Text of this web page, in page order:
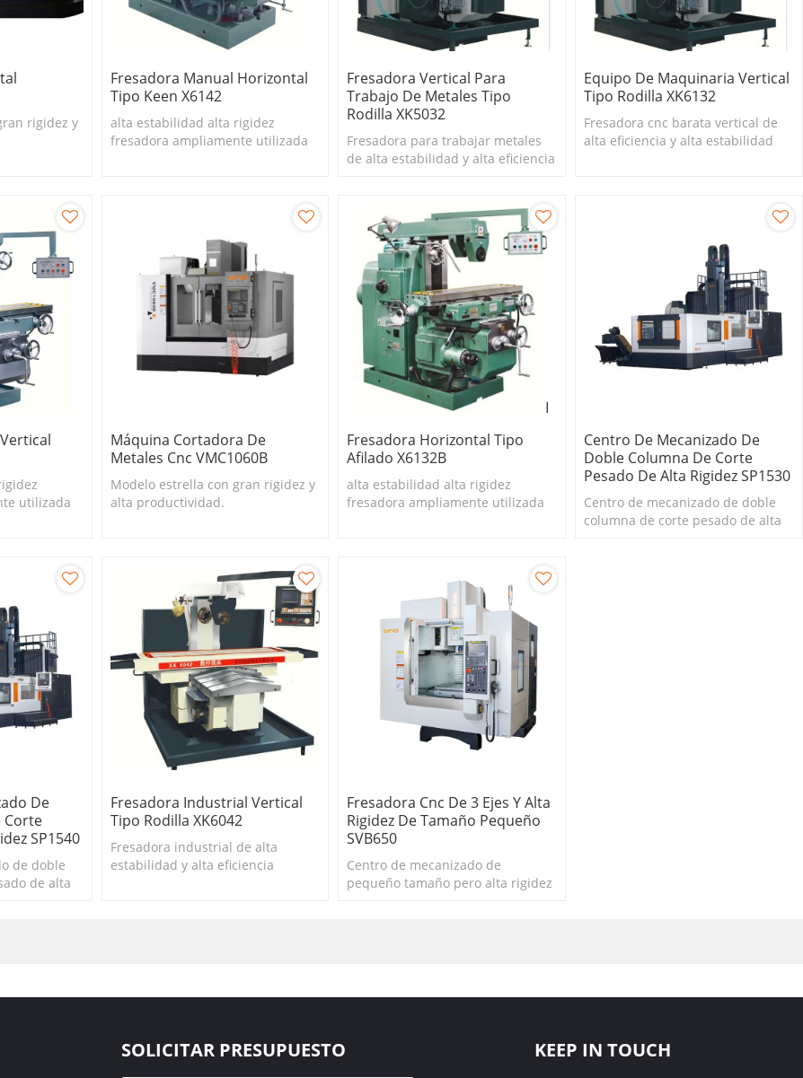
rigidez y
Fresadora Manual Horizontal
Tipo Keen X6142
alta estabilidad alta rigidez
fresadora ampliamente utilizada
Fresadora Vertical Para
Trabajo De Metales Tipo
Rodilla XK5032
Fresadora para trabajar metales
de alta estabilidad y alta eficiencia
Equipo De Maquinaria Vertical
Tipo Rodilla XK6132
Fresadora cnc barata vertical de
alta eficiencia y alta estabilidad
utilizada
Máquina Cortadora De
Metales Cnc VMC1060B
Modelo estrella con gran rigidez y
alta productividad.
Fresadora Horizontal Tipo
Afilado X6132B
alta estabilidad alta rigidez
fresadora ampliamente utilizada
Centro De Mecanizado De
Doble Columna De Corte
Pesado De Alta Rigidez SP1530
Centro de mecanizado de doble
columna de corte pesado de alta
De
Corte
SP1540
de doble
de alta
Fresadora Industrial Vertical
Tipo Rodilla XK6042
Fresadora industrial de alta
estabilidad y alta eficiencia
Fresadora Cnc De 3 Ejes Y Alta
Rigidez De Tamaño Pequeño
SVB650
Centro de mecanizado de
pequeño tamaño pero alta rigidez
SOLICITAR PRESUPUESTO KEEP IN TOUCH